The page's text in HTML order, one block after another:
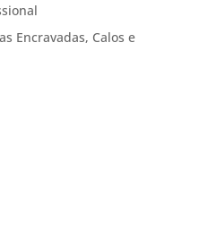
Encravadas, Calos e